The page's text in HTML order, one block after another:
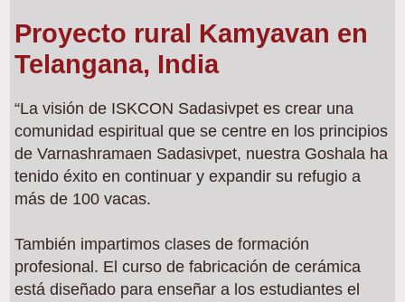
Proyecto rural Kamyavan en
Telangana, India
“La visión de ISKCON Sadasivpet es crear una
comunidad espiritual que se centre en los principios
de Varnashramaen Sadasivpet, nuestra Goshala ha
tenido éxito en continuar y expandir su refugio a
más de 100 vacas.
También impartimos clases de formación
profesional. El curso de fabricación de cerámica
está diseñado para enseñar a los estudiantes el